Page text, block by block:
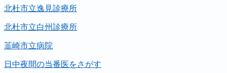
北杜市立逸見診療所
北杜市立白州診療所
韮崎市立病院
日中夜間の当番医をさがす